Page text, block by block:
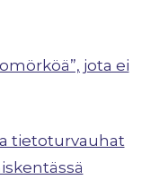
jota ei
tietoturvauhat